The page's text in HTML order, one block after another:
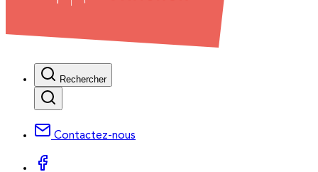
Rechercher
Contactez-nous